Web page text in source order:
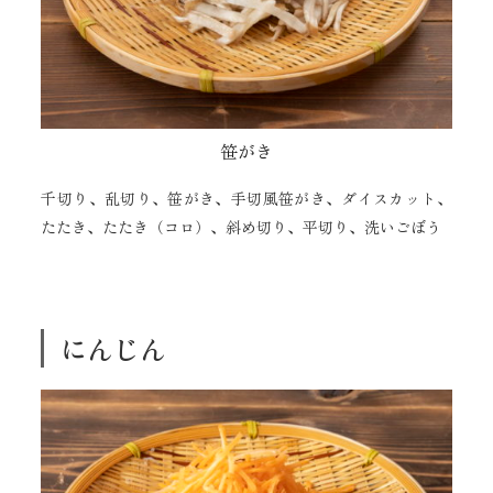
笹がき
千切り、乱切り、笹がき、手切風笹がき、ダイスカット、
たたき、たたき（コロ）、斜め切り、平切り、洗いごぼう
にんじん